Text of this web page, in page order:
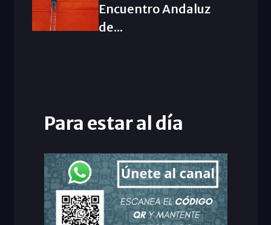
Encuentro Andaluz
de...
Para estar al día